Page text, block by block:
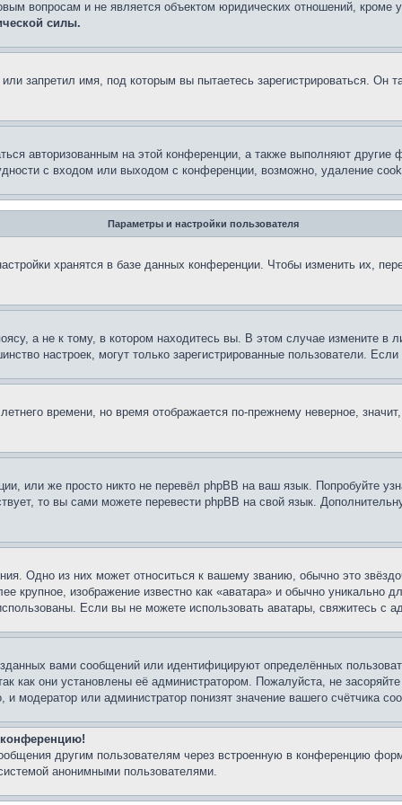
вопросам и не является объектом юридических отношений, кроме
силы.
запретил имя, под которым вы пытаетесь зарегистрироваться. Он
авторизованным на этой конференции, а также выполняют другие
с входом или выходом с конференции, возможно, удаление
Параметры и настройки пользователя
хранятся в базе данных конференции. Чтобы изменить их,
а не к тому, в котором находитесь вы. В этом случае измените в
настроек, могут только зарегистрированные пользователи.
времени, но время отображается по-прежнему неверное,
или же просто никто не перевёл phpBB на ваш язык. Попробуйте
то вы сами можете перевести phpBB на свой язык.
Одно из них может относиться к вашему званию, обычно это
крупное, изображение известно как «аватара» и обычно уникально
Если вы не можете использовать аватары, свяжитесь с
вами сообщений или идентифицируют определённых
как они установлены её администратором. Пожалуйста, не
модератор или администратор понизят значение вашего счётчика
другим пользователям через встроенную в конференцию
анонимными пользователями.